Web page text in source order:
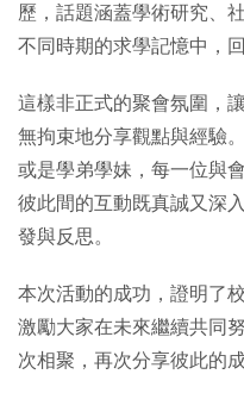
歷，話題涵蓋學術研究、
不同時期的求學記憶中，
這樣非正式的聚會氛圍，
無拘束地分享觀點與經驗
或是學弟學妹，每一位與
彼此間的互動既真誠又深
發與反思。
本次活動的成功，證明了
激勵大家在未來繼續共同
次相聚，再次分享彼此的